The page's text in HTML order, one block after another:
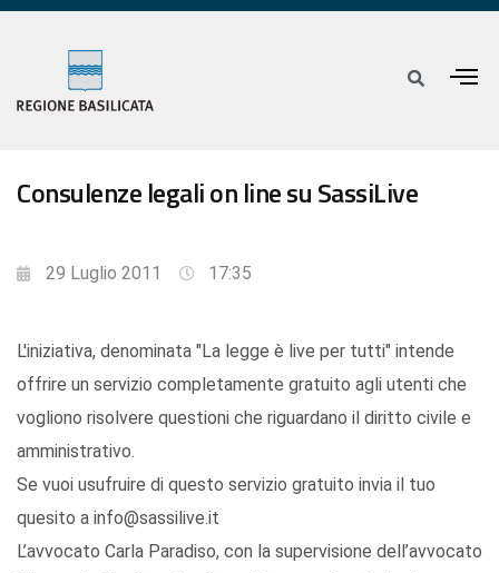
Consulenze legali on line su SassiLive
29 Luglio 2011 17:35
L'iniziativa, denominata "La legge è live per tutti" intende
offrire un servizio completamente gratuito agli utenti che
vogliono risolvere questioni che riguardano il diritto civile e
amministrativo.
Se vuoi usufruire di questo servizio gratuito invia il tuo
quesito a info@sassilive.it
L’avvocato Carla Paradiso, con la supervisione dell’avvocato